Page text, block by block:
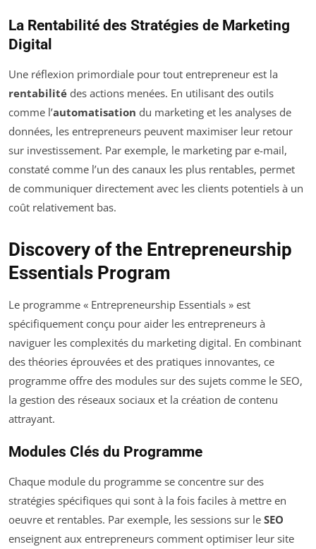
La Rentabilité des Stratégies de Marketing
Digital
Une réflexion primordiale pour tout entrepreneur est la
rentabilité des actions menées. En utilisant des outils
comme l’automatisation du marketing et les analyses de
données, les entrepreneurs peuvent maximiser leur retour
sur investissement. Par exemple, le marketing par e-mail,
constaté comme l’un des canaux les plus rentables, permet
de communiquer directement avec les clients potentiels à un
coût relativement bas.
Discovery of the Entrepreneurship
Essentials Program
Le programme « Entrepreneurship Essentials » est
spécifiquement conçu pour aider les entrepreneurs à
naviguer les complexités du marketing digital. En combinant
des théories éprouvées et des pratiques innovantes, ce
programme offre des modules sur des sujets comme le SEO,
la gestion des réseaux sociaux et la création de contenu
attrayant.
Modules Clés du Programme
Chaque module du programme se concentre sur des
stratégies spécifiques qui sont à la fois faciles à mettre en
oeuvre et rentables. Par exemple, les sessions sur le SEO
enseignent aux entrepreneurs comment optimiser leur site